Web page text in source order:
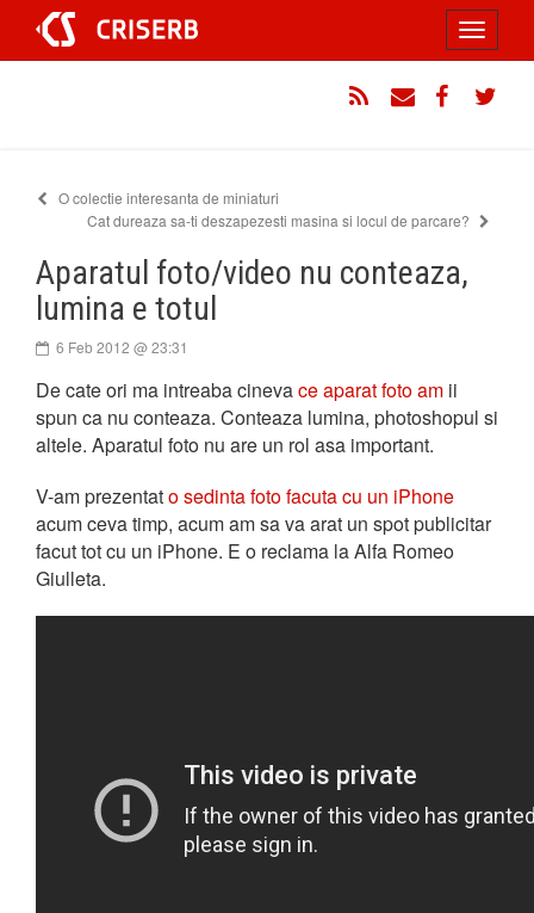
conținut
Toggle
O colectie interesanta de miniaturi
Cat dureaza sa-ti deszapezesti masina si locul de parcare?
Aparatul foto/video nu conteaza,
lumina e totul
6 Feb 2012 @ 23:31
De cate ori ma intreaba cinevace aparat foto am ii
spun ca nu conteaza. Conteaza lumina, photoshopul si
altele. Aparatul foto nu are un rol asa important.
V-am prezentato sedinta foto facuta cu un iPhone
acum ceva timp, acum am sa va arat un spot publicitar
facut tot cu un iPhone. E o reclama la Alfa Romeo
Giulleta.